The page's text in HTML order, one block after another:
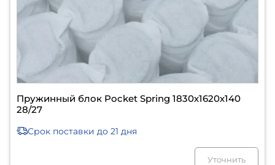
Пружинный блок Pocket Spring 1830х1620х140
28/27
Срок поставки до 21 дня
Уточнить